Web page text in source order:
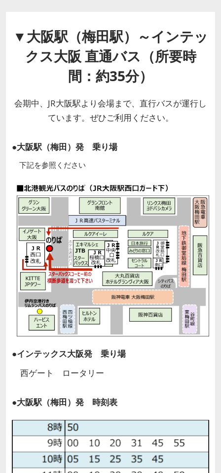
▼大阪駅（梅田駅）～インテッ
クス大阪 直通バス（所要時
間：約35分）
会期中、JR大阪駅より会場まで、直行バスが運行し
ています。ぜひご利用ください。
●大阪駅（梅田）発 乗り場
下記を参照ください
●インテックス大阪発 乗り場
西ゲート ロータリー
●大阪駅（梅田）発 時刻表